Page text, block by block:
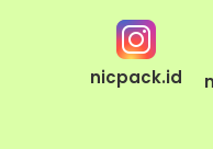
nicpack.id